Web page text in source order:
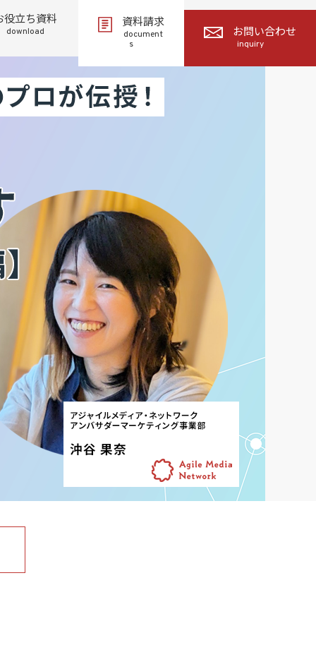
役立ち資料
download
資料請求
document
s
お問い合わせ
inquiry